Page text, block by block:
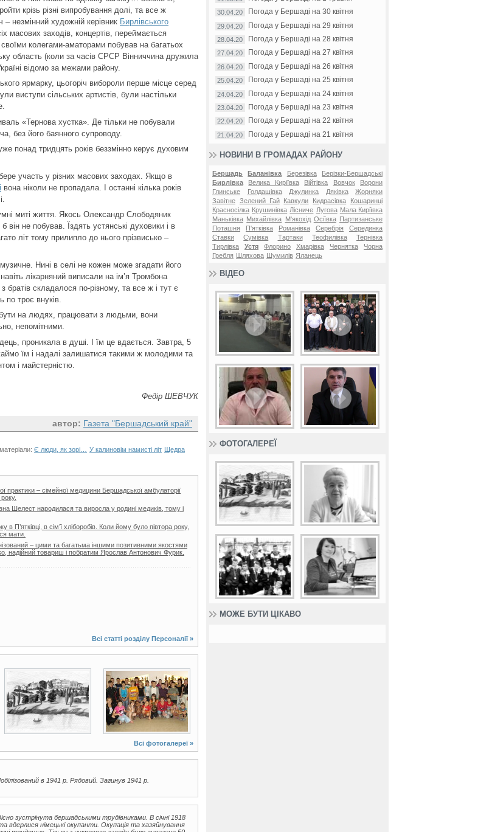
крізь різні випробування долі, та все ж
незмінний художній керівник Бирлівського
масових заходів, концертів, переймається
колегами-аматорами побував на багатьох
область (коли за часів СРСР Вінниччина дружила
відомо за межами району.
ярмарку, цьогоріч вибороли перше місце серед
виступи сільських артистів, були настільки
«Тернова хустка». Де тільки не побували
без його баянного супроводу.
понад тридцять років беззмінно керує духовим
участь у різних масових заходах. Якщо в
вона ніколи не пропадала. І останні кілька років
миті життя. Якось Олександр Слободяник
не побував. Їздять устянські духовики і в
літ тому прилипло до нього прізвисько –
Нині в селі не кожен може згадати його
лікарняний виписали на ім’я Тромбона
складалося по-різному, та все ж і тут є
по троє внуків.
на людях, працювати з людьми, вони
непомітними.
проникала в душі. І їм це вдається. Завтра, 5
їм і надалі залишатися такими ж молодими та
і майстерністю.
Федір ШЕВЧУК
автор: Газета "Бершадський край"
Є люди, як зорі… У калиновім намисті літ
Щедра
практики – сімейної медицини Бершадської амбулаторії
Шелест народилася та виросла у родині медиків, тому і
П’ятківці, в сім’ї хліборобів. Коли йому було півтора року,
мати.
– цими та багатьма іншими позитивними якостями
надійний товариш і побратим Ярослав Антонович Фурик.
Всі статті розділу Персоналії»
5 фото
Всі фотогалереї »
в 1941 р. Рядовий. Загинув 1941 р.
зустрінута бершадськими трудівниками. В січні 1918
вдерлися німецькі окупанти. Окупація та хазяйнування
30.04.20 Погода у Бершаді на 30 квітня
29.04.20 Погода у Бершаді на 29 квітня
28.04.20 Погода у Бершаді на 28 квітня
27.04.20 Погода у Бершаді на 27 квітня
26.04.20 Погода у Бершаді на 26 квітня
25.04.20 Погода у Бершаді на 25 квітня
24.04.20 Погода у Бершаді на 24 квітня
23.04.20 Погода у Бершаді на 23 квітня
22.04.20 Погода у Бершаді на 22 квітня
21.04.20 Погода у Бершаді на 21 квітня
НОВИНИ В ГРОМАДАХ РАЙОНУ
Бершадь Баланівка Березівка
Берізки-Бершадські
Бирлівка
Велика Киріївка Війтівка Вовчок
Ворони
Глинське
Голдашівка Джулинка Дяківка
Жорняки
Завітне Зелений Гай Кавкули Кидрасівка
Кошаринці
Красносілка Крушинівка Лісниче Лугова Мала Киріївка
Маньківка Михайлівка М'якохід Осіївка
Партизанське
Поташня
П'ятківка Романівка Серебрія
Серединка
Ставки
Сумівка Тартаки Теофилівка
Тернівка
Тирлівка
Устя Флорино Хмарівка Чернятка
Чорна
Гребля
Шляхова Шумилів Яланець
ВІДЕО
ФОТОГАЛЕРЕЇ
МОЖЕ БУТИ ЦІКАВО